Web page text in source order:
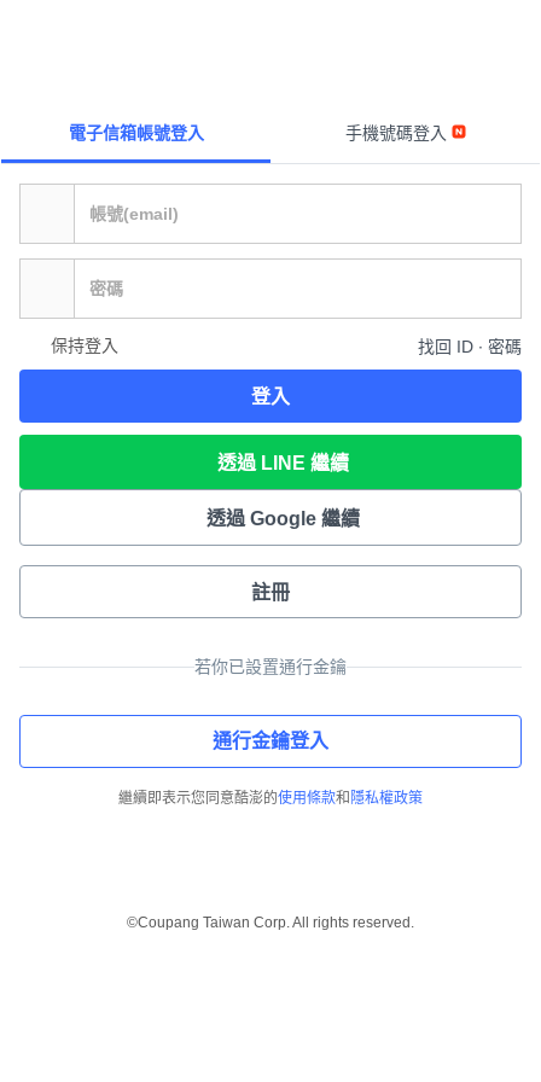
電子信箱帳號登入 手機號碼登入
保持登入 找回 ID ∙ 密碼
登入
透過 LINE 繼續
透過 Google 繼續
註冊
若你已設置通行金鑰
通行金鑰登入
繼續即表示您同意酷澎的使用條款和 隱私權政策
©Coupang Taiwan Corp. All rights reserved.